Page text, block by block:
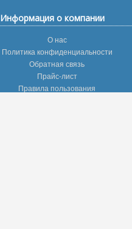
Информация о компании
О нас
Политика конфиденциальности
Обратная связь
Прайс-лист
Правила пользования